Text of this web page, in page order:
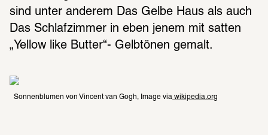
sind unter anderem Das Gelbe Haus als auch
Das Schlafzimmer in eben jenem mit satten
„Yellow like Butter“- Gelbtönen gemalt.
Sonnenblumen von Vincent van Gogh, Image via wikipedia.org